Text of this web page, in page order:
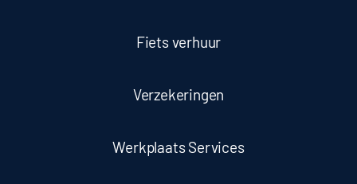
Fiets verhuur
Verzekeringen
Werkplaats Services